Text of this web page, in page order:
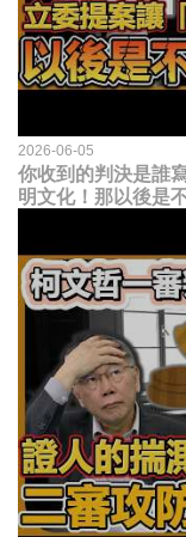
2026-06-05
你收到的判決是誰
明文化！那以後是